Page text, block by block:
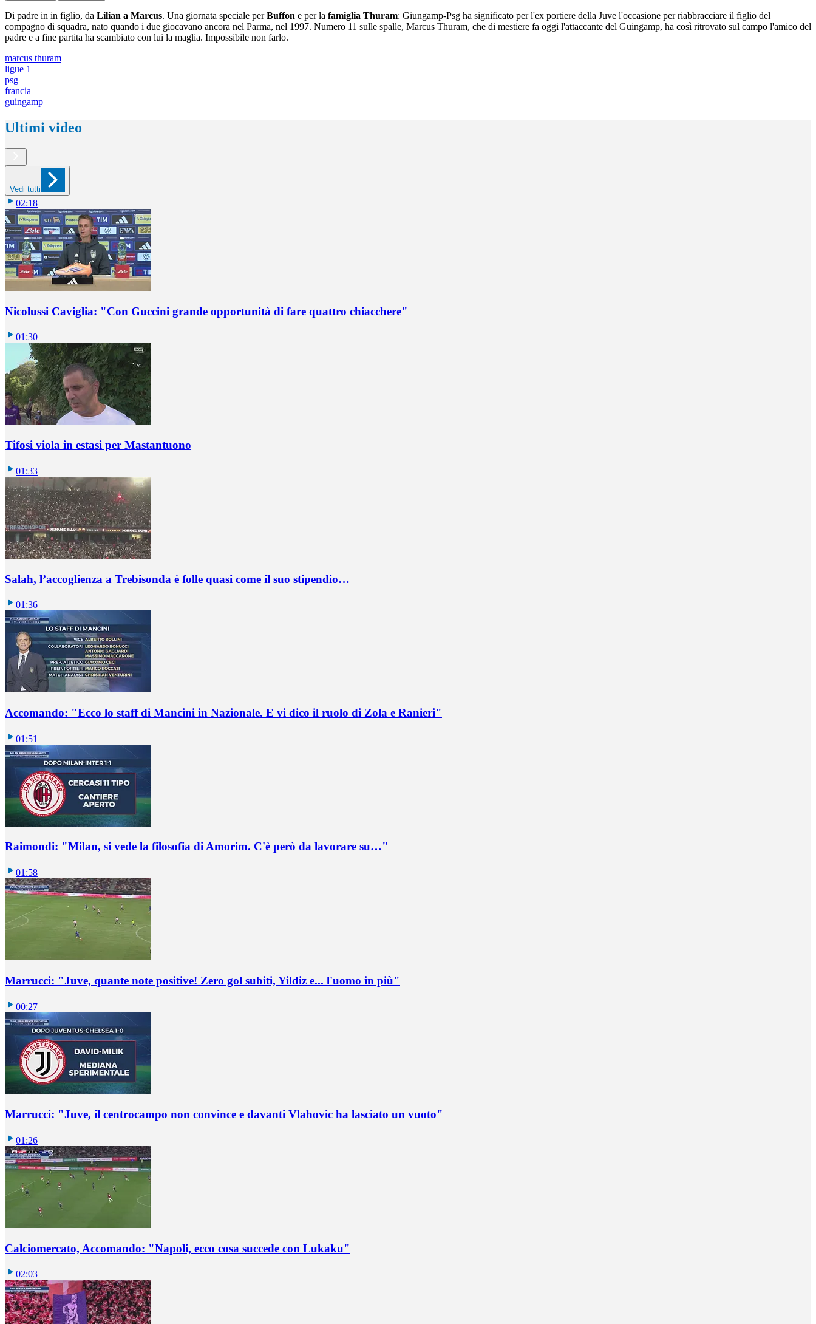
Di padre in in figlio, da Lilian a Marcus. Una giornata speciale perBuffon e per la famiglia Thuram: Giungamp-Psg ha significato per l'ex portiere della Juve l'occasione per riabbracciare il figlio del
compagno di squadra, nato quando i due giocavano ancora nel Parma, nel 1997. Numero 11 sulle spalle, Marcus Thuram, che di mestiere fa oggi l'attaccante del Guingamp, ha così ritrovato sul campo l'amico del
padre e a fine partita ha scambiato con lui la maglia. Impossibile non farlo.
marcus thuram
ligue 1
psg
francia
guingamp
Ultimi video
Vedi tutti
02:18
Nicolussi Caviglia: "Con Guccini grande opportunità di fare quattro chiacchere"
01:30
Tifosi viola in estasi per Mastantuono
01:33
Salah, l’accoglienza a Trebisonda è folle quasi come il suo stipendio…
01:36
Accomando: "Ecco lo staff di Mancini in Nazionale. E vi dico il ruolo di Zola e Ranieri"
01:51
Raimondi: "Milan, si vede la filosofia di Amorim. C'è però da lavorare su…"
01:58
Marrucci: "Juve, quante note positive! Zero gol subiti, Yildiz e... l'uomo in più"
00:27
Marrucci: "Juve, il centrocampo non convince e davanti Vlahovic ha lasciato un vuoto"
01:26
Calciomercato, Accomando: "Napoli, ecco cosa succede con Lukaku"
02:03